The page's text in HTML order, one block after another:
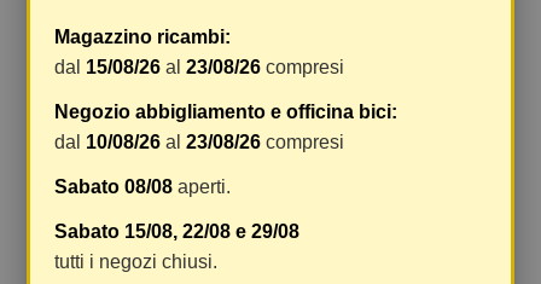
variano a seconda del peso totale della
spedizione. Vi consigliamo di raggruppare i
vostri articoli in un unico ordine. Non ci è
possibile raggruppare due ordini distinti
spedizione saranno addebitate per ognuno di
essi. Il vostro pacco sarà inviato a vostro rischio,
ma viene prestata un'attenzione particolare in
caso di oggetti fragili.
Magazzino ricambi:
dal 15/08/26 al23/08/26 compresi
Negozio abbigliamento e officina bici:
dal 10/08/26 al23/08/26 compresi
Sabato 08/08 aperti.
Sabato 15/08, 22/08 e 29/08
tutti i negozi chiusi.